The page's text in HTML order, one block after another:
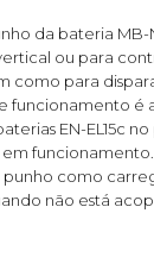
da bateria MB-
ou para
como para
funcionamento é
EN-EL15c
funcionamento.
punho como
não está